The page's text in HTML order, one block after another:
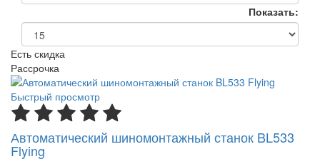
Показать:
Есть скидка
Рассрочка
Быстрый просмотр
Автоматический шиномонтажный станок BL533
Flying